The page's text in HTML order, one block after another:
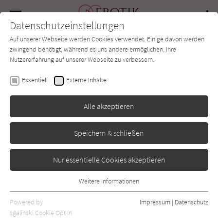
SUCHE Forum Charts Newsletter
Yuna Drake
Nachtblütenkuss
Geisha Erschienen: Oktober 2023 0
Datenschutzeinstellungen
Auf unserer Webseite werden Cookies verwendet. Einige davon werden
zwingend benötigt, während es uns andere ermöglichen, Ihre
Nutzererfahrung auf unserer Webseite zu verbessern.
Essentiell Externe Inhalte
Alle akzeptieren
Speichern & schließen
Nur essentielle Cookies akzeptieren
Essentielle Cookies werden für grundlegende Funktionen der
Webseite benötigt. Dadurch ist gewährleistet, dass die Webseite
Weitere Informationen
Powered by
sgalinski Cookie Opt In
Impressum | Datenschutz